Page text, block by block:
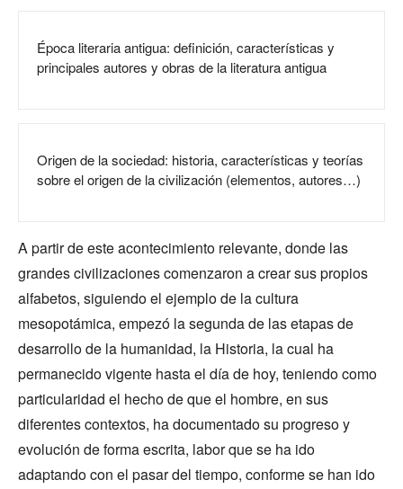
Época literaria antigua: definición, características y
principales autores y obras de la literatura antigua
Origen de la sociedad: historia, características y teorías
sobre el origen de la civilización (elementos, autores…)
A partir de este acontecimiento relevante, donde las
grandes civilizaciones comenzaron a crear sus propios
alfabetos, siguiendo el ejemplo de la cultura
mesopotámica, empezó la segunda de las etapas de
desarrollo de la humanidad, la Historia, la cual ha
permanecido vigente hasta el día de hoy, teniendo como
particularidad el hecho de que el hombre, en sus
diferentes contextos, ha documentado su progreso y
evolución de forma escrita, labor que se ha ido
adaptando con el pasar del tiempo, conforme se han ido